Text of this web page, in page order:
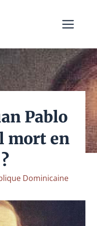
Pablo
mort en
Dominicaine